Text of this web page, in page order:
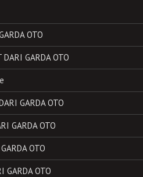
OTO
DARI GARDA OTO
GARDA OTO
GARDA OTO
OTO
GARDA OTO